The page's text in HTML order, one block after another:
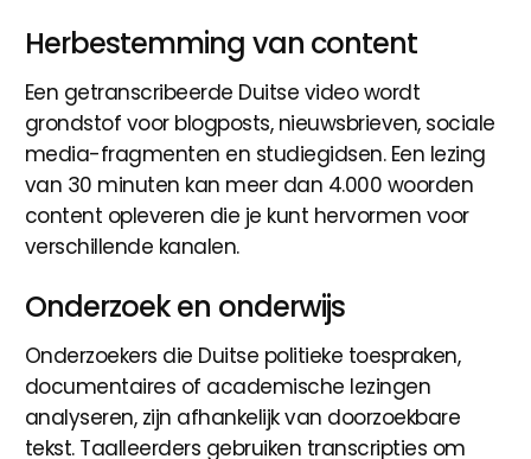
Herbestemming van content
Een getranscribeerde Duitse video wordt
grondstof voor blogposts, nieuwsbrieven, sociale
media-fragmenten en studiegidsen. Een lezing
van 30 minuten kan meer dan 4.000 woorden
content opleveren die je kunt hervormen voor
verschillende kanalen.
Onderzoek en onderwijs
Onderzoekers die Duitse politieke toespraken,
documentaires of academische lezingen
analyseren, zijn afhankelijk van doorzoekbare
tekst. Taalleerders gebruiken transcripties om